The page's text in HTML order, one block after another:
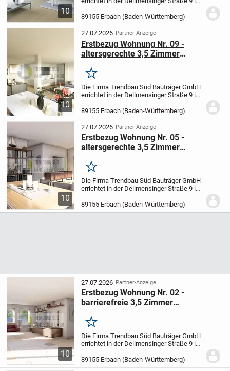
10
Mehrfamilienhäuser mit 15
Wohneinheiten mit überdachten
Stellplätzen.Für hohen Wohnkomfor...
89155 Erbach (Baden-Württemberg)
10
27.07.2026 Partner-Anzeige
Erstbezug Wohnung Nr. 09 -
altersgerechte 3,5 Zimmer
Merken
Die Firma Trendbau Süd Bauträger GmbH
errichtet in der Dellmensinger Straße 9 in
Mehrfamilienhäuser mit 15
Wohneinheiten mit überdachten
Stellplätzen.Für hohen Wohnkomfor...
89155 Erbach (Baden-Württemberg)
10
27.07.2026 Partner-Anzeige
Erstbezug Wohnung Nr. 05 -
altersgerechte 3,5 Zimmer
Merken
Die Firma Trendbau Süd Bauträger GmbH
errichtet in der Dellmensinger Straße 9 in
Mehrfamilienhäuser mit 15
Wohneinheiten mit überdachten
89155 Erbach (Baden-Württemberg)
10
27.07.2026 Partner-Anzeige
Erstbezug Wohnung Nr. 02 -
barrierefreie 3,5 Zimmer
Merken
Die Firma Trendbau Süd Bauträger GmbH
errichtet in der Dellmensinger Straße 9 in
Mehrfamilienhäuser mit 15
Wohneinheiten mit überdachten
89155 Erbach (Baden-Württemberg)